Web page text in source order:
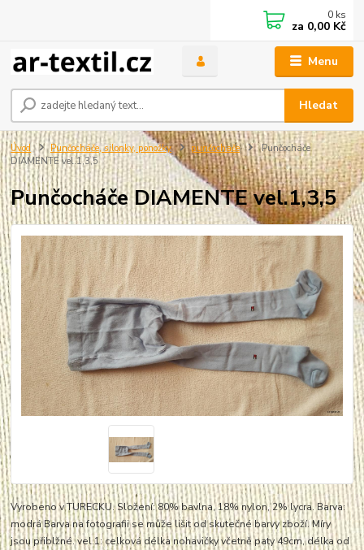
Menu
Hledat
0 ks
za 0,00 Kč
Úvod Punčocháče, silonky, ponožky punčochače
Punčocháče
DIAMENTE vel.1,3,5
Punčocháče DIAMENTE vel.1,3,5
Vyrobeno v TURECKU. Složení: 80% bavlna, 18% nylon, 2% lycra. Barva:
modrá Barva na fotografii se může lišit od skutečné barvy zboží. Míry
jsou přiblžné. vel.1: celková délka nohavičky včetně paty 49cm, délka od